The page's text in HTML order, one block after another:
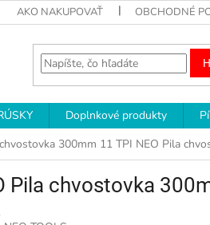
AKO NAKUPOVAŤ OBCHODNÉ
Doplnkové produkty
300mm 11 TPI NEO Pila
Pila chvostovka